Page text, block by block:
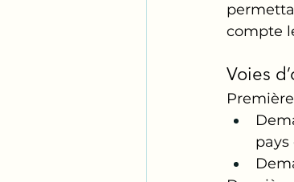
compte
Voies
pays